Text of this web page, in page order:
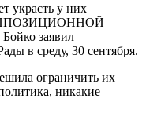
украсть у них
ОППОЗИЦИОННОЙ
заявил
в среду, 30 сентября.
ограничить их
никакие